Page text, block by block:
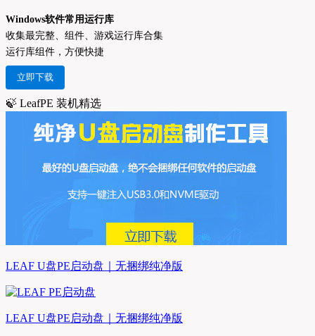
Windows软件常用运行库
收集最完整、组件、游戏运行库合集
运行库组件，方便快捷
立即下载
🍃 LeafPE 装机精选
LEAF U盘PE启动盘｜无捆绑纯净版
LEAF U盘PE启动盘｜无捆绑纯净版